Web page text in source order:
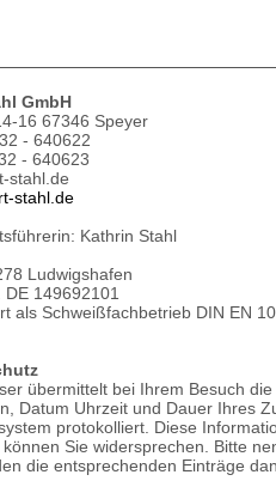
GmbH
16 67346 Speyer
- 640622
- 640623
stahl.de
stahl.de
Kathrin Stahl
Ludwigshafen
DE 149692101
als Schweißfachbetrieb DIN EN
übermittelt bei Ihrem Besuch
Datum Uhrzeit und Dauer Ihres
protokolliert. Diese
können Sie widersprechen. Bitte
die entsprechenden Einträge